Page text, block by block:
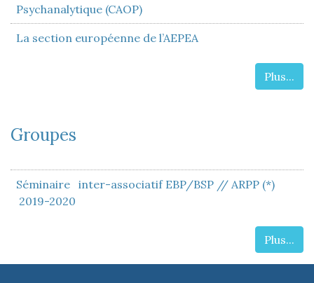
Psychanalytique (CAOP)
La section européenne de l’AEPEA
Plus...
Groupes
Séminaire inter-associatif EBP/BSP // ARPP (*)
2019-2020
Plus...